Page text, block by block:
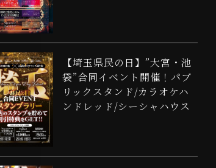
【埼玉県民の日】”大宮・池
袋”合同イベント開催！パブ
リックスタンド/カラオケハ
ンドレッド/シーシャハウス